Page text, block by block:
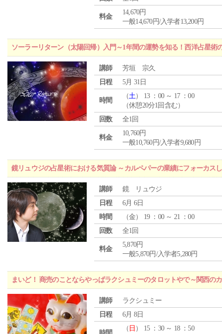
料金
14,670円
一般14,670円/入学者13,200円
ソーラーリターン（太陽回帰）入門～1年間の運勢を知る！西洋占星術
講師
芳垣 宗久
日程
5月 31日
時間
（土） 13 ：00 ～ 17 ：00
（休憩20分1回含む）
回数
全1回
料金
10,760円
一般10,760円/入学者9,680円
鏡リュウジの占星術における気質論 ～カルペパーの業績にフォーカス
講師
鏡 リュウジ
日程
6月 6日
時間
（金） 19 ：00 ～ 21 ：00
回数
全1回
料金
5,870円
一般5,870円/入学者5,280円
まいど！ 商売のことならやっぱラクシュミーのタロットやで～関西の
講師
ラクシュミー
日程
6月 8日
（ 日 ） 15 ：30 ～ 18 ：50